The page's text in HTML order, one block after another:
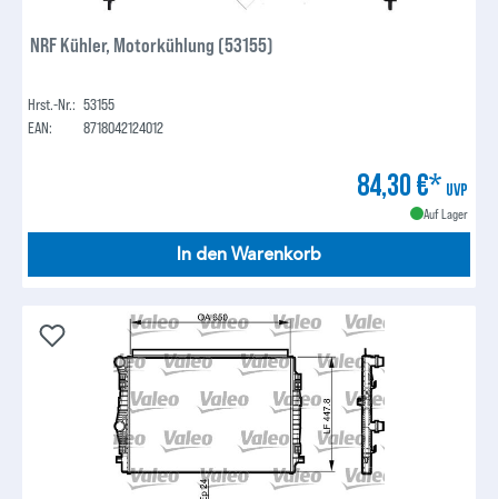
NRF Kühler, Motorkühlung (53155)
Hrst.-Nr.: 53155
EAN:
8718042124012
84,30 €* UVP
Auf Lager
In den Warenkorb